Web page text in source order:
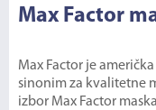
Max Factor
Max Factor je
sinonim za kvalitetne
izbor Max Factor